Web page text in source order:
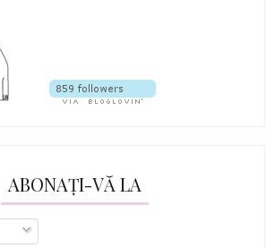
ABONAȚI-VĂ LA